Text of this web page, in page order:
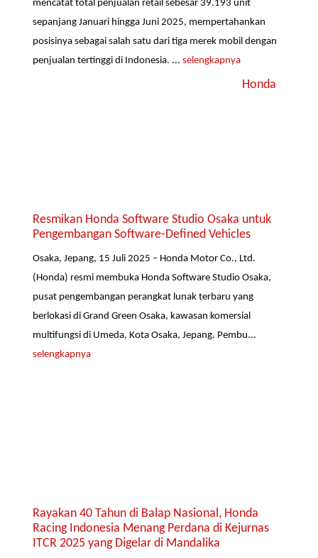
mencatat total penjualan retail sebesar 39.193 unit
sepanjang Januari hingga Juni 2025, mempertahankan
posisinya sebagai salah satu dari tiga merek mobil dengan
penjualan tertinggi di Indonesia. ...selengkapnya
Honda
Resmikan Honda Software Studio Osaka untuk
Pengembangan Software-Defined Vehicles
Osaka, Jepang, 15 Juli 2025 – Honda Motor Co., Ltd.
(Honda) resmi membuka Honda Software Studio Osaka,
pusat pengembangan perangkat lunak terbaru yang
berlokasi di Grand Green Osaka, kawasan komersial
multifungsi di Umeda, Kota Osaka, Jepang. Pembu...
selengkapnya
Rayakan 40 Tahun di Balap Nasional, Honda
Racing Indonesia Menang Perdana di Kejurnas
ITCR 2025 yang Digelar di Mandalika